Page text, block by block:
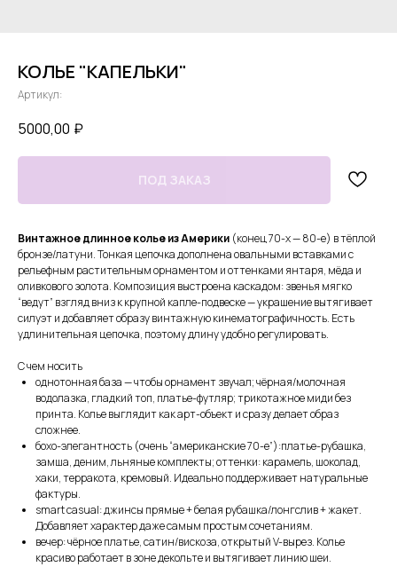
КОЛЬЕ "КАПЕЛЬКИ"
Артикул:
5000,00 ₽
Винтажное длинное колье из Америки (конец 70-х — 80-е) в тёплой
бронзе/латуни. Тонкая цепочка дополнена овальными вставками с
рельефным растительным орнаментом и оттенками янтаря, мёда и
оливкового золота. Композиция выстроена каскадом: звенья мягко
“ведут” взгляд вниз к крупной капле-подвеске — украшение вытягивает
силуэт и добавляет образу винтажную кинематографичность. Есть
удлинительная цепочка, поэтому длину удобно регулировать.
С чем носить
однотонная база — чтобы орнамент звучал; чёрная/молочная
водолазка, гладкий топ, платье-футляр; трикотажное миди без
принта. Колье выглядит как арт-объект и сразу делает образ
сложнее.
бохо-элегантность (очень “американские 70-е”):платье-рубашка,
замша, деним, льняные комплекты; оттенки: карамель, шоколад,
хаки, терракота, кремовый. Идеально поддерживает натуральные
фактуры.
smart casual: джинсы прямые + белая рубашка/лонгслив + жакет.
Добавляет характер даже самым простым сочетаниям.
вечер: чёрное платье, сатин/вискоза, открытый V-вырез. Колье
красиво работает в зоне декольте и вытягивает линию шеи.
СМОТРИТЕ ТАКЖЕ